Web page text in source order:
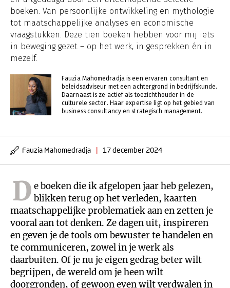
boeken. Van persoonlijke ontwikkeling en mythologie
tot maatschappelijke analyses en economische
vraagstukken. Deze tien boeken hebben voor mij iets
in beweging gezet – op het werk, in gesprekken én in
mezelf.
Fauzia Mahomedradja is een ervaren consultant en
beleidsadviseur met een achtergrond in bedrijfskunde.
Daarnaast is ze actief als toezichthouder in de
culturele sector. Haar expertise ligt op het gebied van
business consultancy en strategisch management.
Fauzia Mahomedradja | 17 december 2024
D e boeken die ik afgelopen jaar heb gelezen,
blikken terug op het verleden, kaarten
maatschappelijke problematiek aan en zetten je
vooral aan tot denken. Ze dagen uit, inspireren
en geven je de tools om bewuster te handelen en
te communiceren, zowel in je werk als
daarbuiten. Of je nu je eigen gedrag beter wilt
begrijpen, de wereld om je heen wilt
doorgronden, of gewoon even wilt verdwalen in